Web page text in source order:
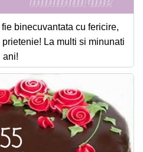
binecuvantata cu fericire,
La multi si minunati
ani!